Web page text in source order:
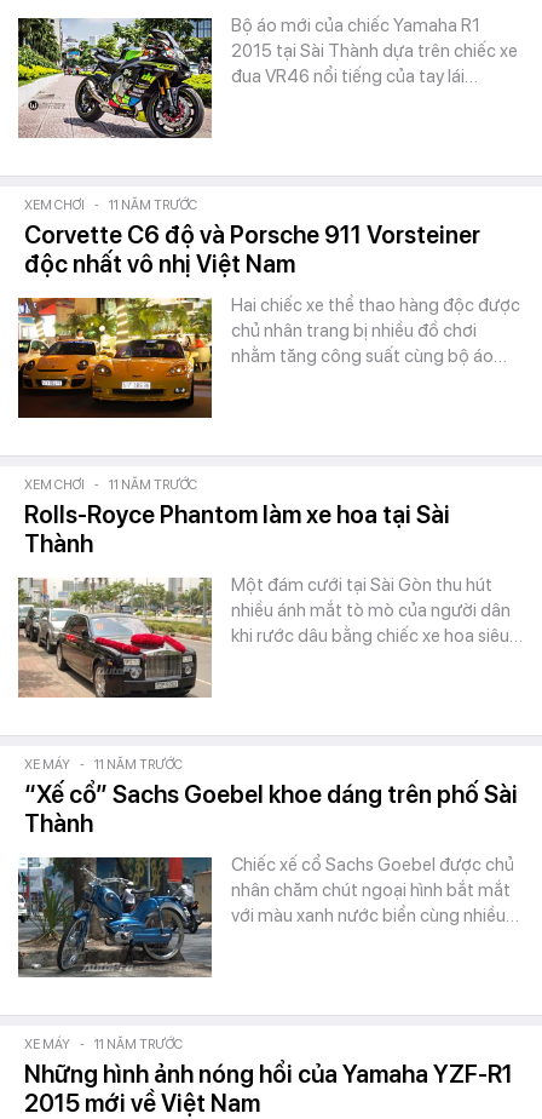
Bộ áo mới của chiếc Yamaha R1
2015 tại Sài Thành dựa trên chiếc xe
đua VR46 nổi tiếng của tay lái…
XEM CHƠI - 11 NĂM TRƯỚC
Corvette C6 độ và Porsche 911 Vorsteiner
độc nhất vô nhị Việt Nam
Hai chiếc xe thể thao hàng độc được
chủ nhân trang bị nhiều đồ chơi
nhằm tăng công suất cùng bộ áo…
XEM CHƠI - 11 NĂM TRƯỚC
Rolls-Royce Phantom làm xe hoa tại Sài
Thành
Một đám cưới tại Sài Gòn thu hút
nhiều ánh mắt tò mò của người dân
khi rước dâu bằng chiếc xe hoa siêu…
XE MÁY - 11 NĂM TRƯỚC
“Xế cổ” Sachs Goebel khoe dáng trên phố Sài
Thành
Chiếc xế cổ Sachs Goebel được chủ
nhân chăm chút ngoại hình bắt mắt
với màu xanh nước biển cùng nhiều…
XE MÁY - 11 NĂM TRƯỚC
Những hình ảnh nóng hổi của Yamaha YZF-R1
2015 mới về Việt Nam